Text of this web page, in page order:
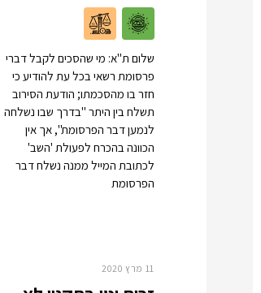
שלום ת"א: מי שהסכים לקבל דברי
פרסומת רשאי בכל עת להודיע כי
חזר בו מהסכמתו; הודעת הסירוב
תשלח בין היתר "בדרך שבו נשלחה
לנמען דבר הפרסומת", אך אין
הכוונה בהכרח לפעולת 'השב'
לכתובת המייל ממנה נשלח דבר
הפרסומת
11 מרץ 2020